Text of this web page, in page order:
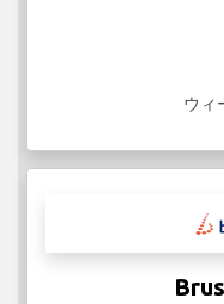
ウィ